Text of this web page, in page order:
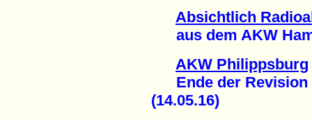
Absichtlich
aus dem AKW
AKW Philippsburg
Ende der Revision
(14.05.16)